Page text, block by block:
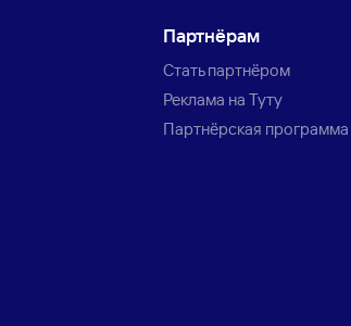
Партнёрам
Стать партнёром
Реклама на Туту
Партнёрская программа